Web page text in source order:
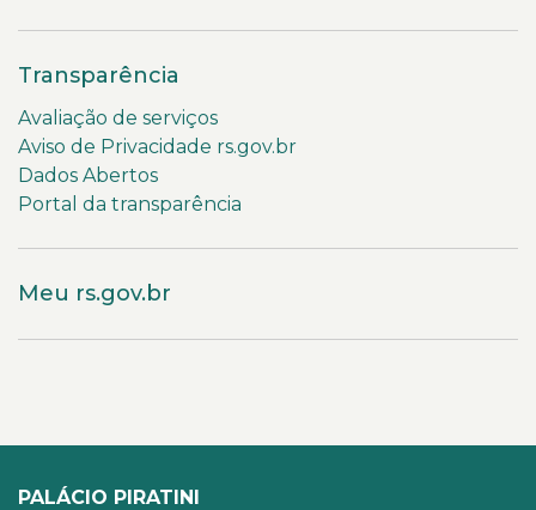
Transparência
Avaliação de serviços
Aviso de Privacidade rs.gov.br
Dados Abertos
Portal da transparência
Meu rs.gov.br
PALÁCIO PIRATINI